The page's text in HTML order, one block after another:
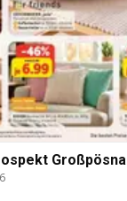
Großpösna